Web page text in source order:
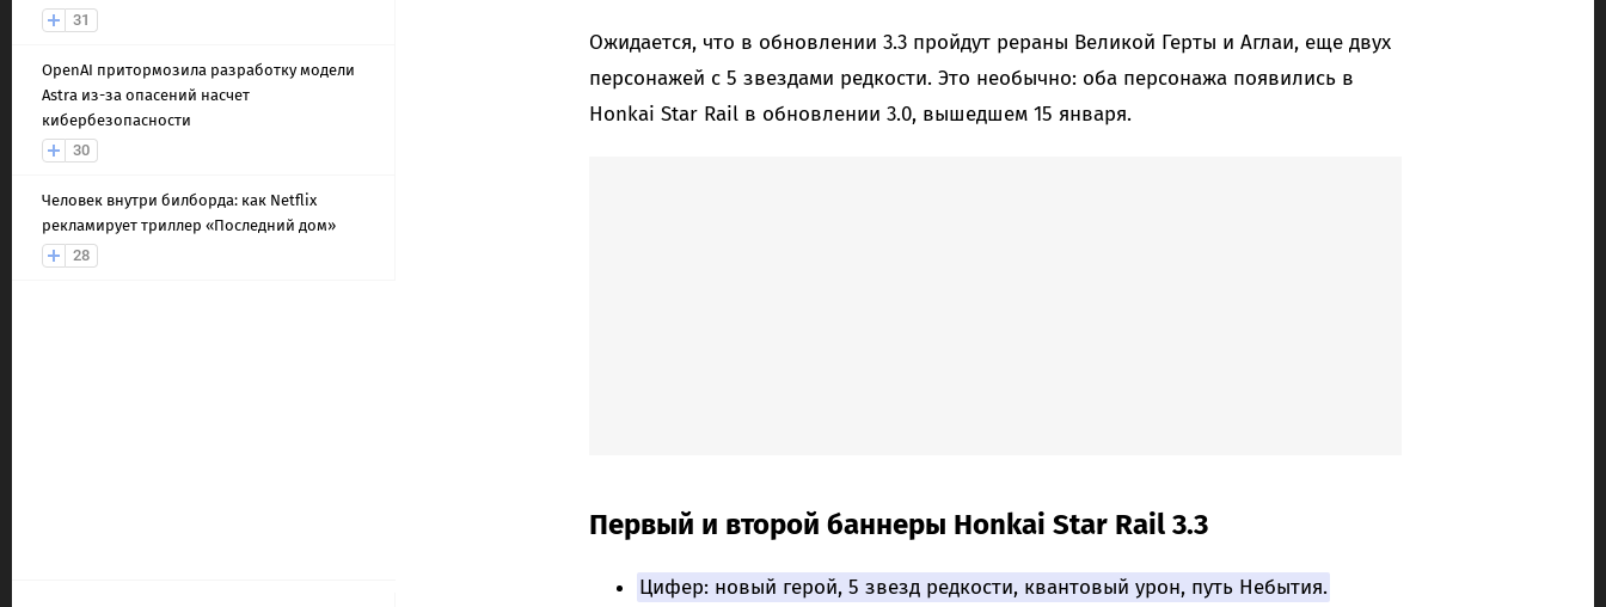
31
OpenAI притормозила разработку модели
Astra из-за опасений насчет
кибербезопасности
30
Человек внутри билборда: как Netflix
рекламирует триллер «Последний дом»
28
Ожидается, что в обновлении 3.3 пройдут рераны Великой Герты и Аглаи, еще двух
персонажей с 5 звездами редкости. Это необычно: оба персонажа появились в
Honkai Star Rail в обновлении 3.0, вышедшем 15 января.
Первый и второй баннеры Honkai Star Rail 3.3
Цифер: новый герой, 5 звезд редкости, квантовый урон, путь Небытия.